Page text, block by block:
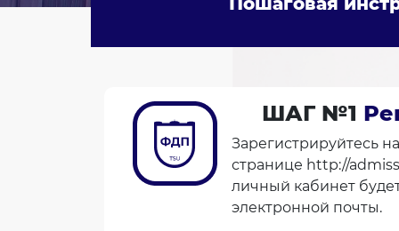
ШАГ №1
Зарегистрируйтесь
странице http://
личный кабинет
электронной почты.